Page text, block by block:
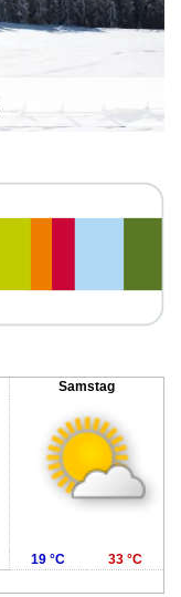
Samstag
19 °C 33 °C